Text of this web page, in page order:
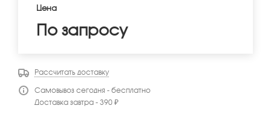
Цена
По запросу
Рассчитать доставку
Самовывоз сегодня - бесплатно
Доставка завтра - 390 ₽